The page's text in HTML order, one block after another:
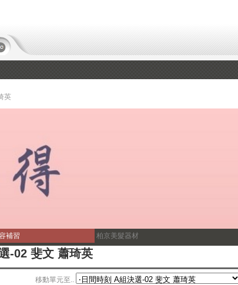
英
補習 柏京美髮器材
-02 斐文 蕭琦英
移動單元至..